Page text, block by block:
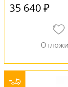
35 640 ₽